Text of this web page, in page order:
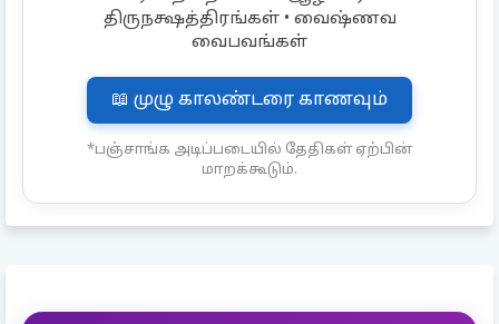
திருநக்ஷத்திரங்கள் • வைஷ்ணவ
வைபவங்கள்
📖 முழு காலண்டரை காணவும்
*பஞ்சாங்க அடிப்படையில் தேதிகள் ஏற்பின்
மாறக்கூடும்.